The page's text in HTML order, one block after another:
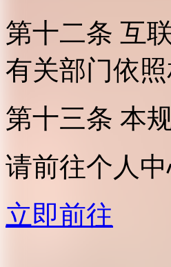
第十二条 互
有关部门依
第十三条 本
请前往个人
立即前往